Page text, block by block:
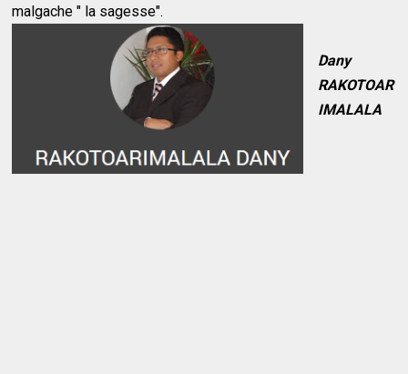
malgache " la sagesse".
Dany
RAKOTOAR
IMALALA